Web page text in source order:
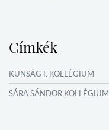
NYÁRI TÁBOROK
OKTATÁS, KULTÚRA
VERSENYEK, VETÉLKEDŐK
Címkék
KUNSÁG I. KOLLÉGIUM
SÁRA SÁNDOR KOLLÉGIUM